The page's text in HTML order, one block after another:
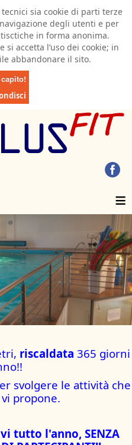
sia cookie di parti terze
degli utenti e per
in forma anonima.
si accetta l’uso dei cookie; in
abbandonare il sito.
≡
riscaldata 365 giorni
svolgere le attività che
propone.
tutto l'anno, SENZA